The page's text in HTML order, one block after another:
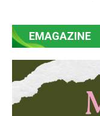
mạnh mẽ, thúc
minh bạch hóa
then chốt là nông
EMAGAZINE